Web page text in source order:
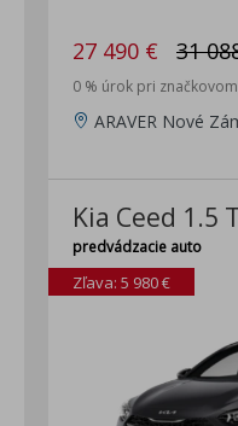
27 490 € 31
0 % úrok pri
ARAVER Nové
Kia Ceed 1.5
predvádzacie auto
Zľava: 5 980 €